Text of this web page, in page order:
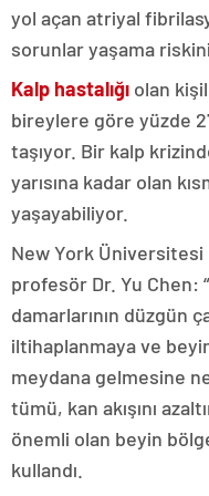
yol açan atriyal
sorunlar yaşama
Kalp hastalığı olan
bireylere göre yüzde
taşıyor. Bir kalp
yarısına kadar olan
yaşayabiliyor.
New York Üniversitesi
profesör Dr. Yu Chen:
damarlarının düzgün
iltihaplanmaya ve
meydana gelmesine
tümü, kan akışını
önemli olan beyin
kullandı.